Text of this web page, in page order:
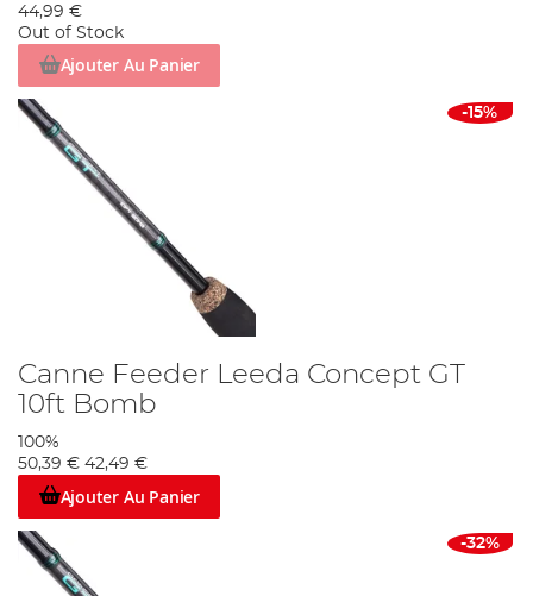
44,99 €
Out of Stock
Ajouter Au Panier
-15%
Canne Feeder Leeda Concept GT
10ft Bomb
100%
50,39 € 42,49 €
Ajouter Au Panier
-32%